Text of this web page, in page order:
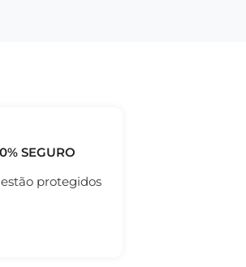
SEGURO
protegidos